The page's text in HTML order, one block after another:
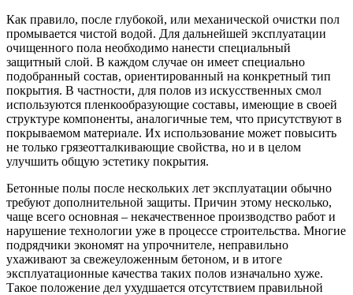
Как правило, после глубокой, или механической очистки пол
промывается чистой водой. Для дальнейшей эксплуатации
очищенного пола необходимо нанести специальный
защитный слой. В каждом случае он имеет специально
подобранный состав, ориентированный на конкретный тип
покрытия. В частности, для полов из искусственных смол
используются пленкообразующие составы, имеющие в своей
структуре компоненты, аналогичные тем, что присутствуют в
покрываемом материале. Их использование может повысить
не только грязеотталкивающие свойства, но и в целом
улучшить общую эстетику покрытия.
Бетонные полы после нескольких лет эксплуатации обычно
требуют дополнительной защиты. Причин этому несколько,
чаще всего основная – некачественное производство работ и
нарушение технологии уже в процессе строительства. Многие
подрядчики экономят на упрочнителе, неправильно
ухаживают за свежеуложенным бетоном, и в итоге
эксплуатационные качества таких полов изначально хуже.
Такое положение дел ухудшается отсутствием правильной